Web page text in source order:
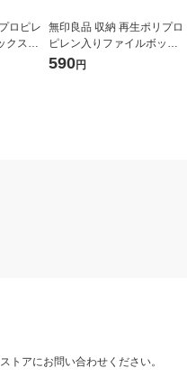
ロピレ
スス
ーも
無印良品 収納 再生ポリプロ
ピレン入りファイルボック
ス スタンダードタイプ ホワ
590円
トアにお問い合わせください。